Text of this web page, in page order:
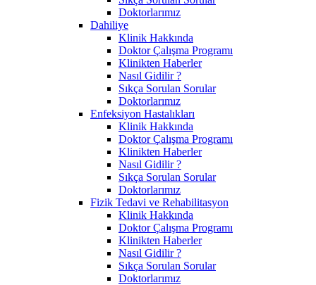
Doktorlarımız
Dahiliye
Klinik Hakkında
Doktor Çalışma Programı
Klinikten Haberler
Nasıl Gidilir ?
Sıkça Sorulan Sorular
Doktorlarımız
Enfeksiyon Hastalıkları
Klinik Hakkında
Doktor Çalışma Programı
Klinikten Haberler
Nasıl Gidilir ?
Sıkça Sorulan Sorular
Doktorlarımız
Fizik Tedavi ve Rehabilitasyon
Klinik Hakkında
Doktor Çalışma Programı
Klinikten Haberler
Nasıl Gidilir ?
Sıkça Sorulan Sorular
Doktorlarımız